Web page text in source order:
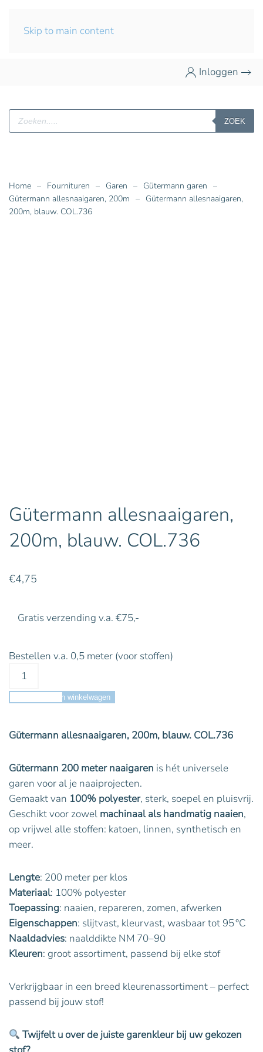
Skip to main content
Inloggen
Producten
zoeken
ZOEK
Home Fournituren Garen
Gütermann garen
Gütermann allesnaaigaren, 200m
Gütermann allesnaaigaren,
200m, blauw. COL.736
Gütermann allesnaaigaren,
200m, blauw. COL.736
€4,75
Gratis verzending v.a. €75,-
Bestellen v.a. 0,5 meter (voor stoffen)
Toevoegen aan winkelwagen
Gütermann allesnaaigaren, 200m, blauw. COL.736
Gütermann 200 meter naaigaren is hét universele
garen voor al je naaiprojecten.
Gemaakt van 100% polyester, sterk, soepel en pluisvrij.
Geschikt voor zowel machinaal als handmatig naaien,
op vrijwel alle stoffen: katoen, linnen, synthetisch en
meer.
Lengte: 200 meter per klos
Materiaal: 100% polyester
Toepassing: naaien, repareren, zomen, afwerken
Eigenschappen: slijtvast, kleurvast, wasbaar tot 95 °C
Naaldadvies: naalddikte NM 70–90
Kleuren: groot assortiment, passend bij elke stof
Verkrijgbaar in een breed kleurenassortiment – perfect
passend bij jouw stof!
Twijfelt u over de juiste garenkleur bij uw gekozen